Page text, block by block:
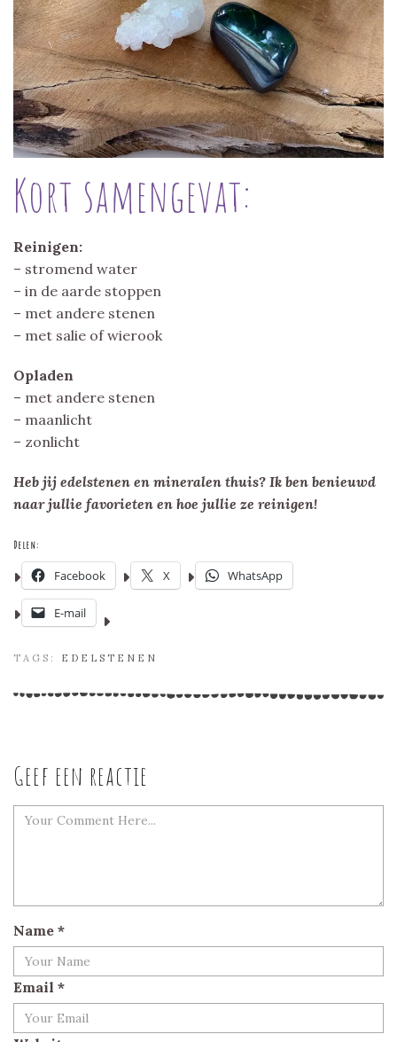
Kort samengevat:
Reinigen:
– stromend water
– in de aarde stoppen
– met andere stenen
– met salie of wierook
Opladen
– met andere stenen
– maanlicht
– zonlicht
Heb jij edelstenen en mineralen thuis? Ik ben benieuwd
naar jullie favorieten en hoe jullie ze reinigen!
Delen:
Facebook X WhatsApp
E-mail
TAGS: EDELSTENEN
Geef een reactie
Name *
Email *